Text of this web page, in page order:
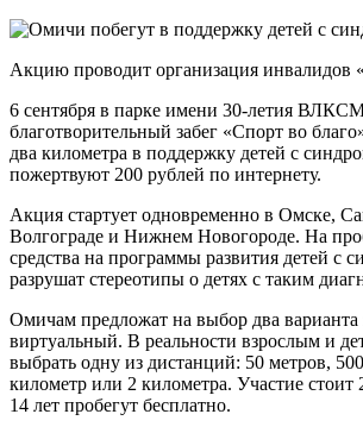
Акцию проводит организация инвалидов
6 сентября в парке имени 30-летия ВЛКСМ
благотворительный забег «Спорт во
два километра в поддержку детей с
пожертвуют 200 рублей по интернету.
Акция стартует одновременно в Омске,
Волгограде и Нижнем Новогороде. На
средства на программы развития детей с
разрушат стереотипы о детях с таким
Омичам предложат на выбор два варианта
виртуальный. В реальности взрослым и
выбрать одну из дистанций: 50 метров,
километр или 2 километра. Участие стоит
14 лет пробегут бесплатно.